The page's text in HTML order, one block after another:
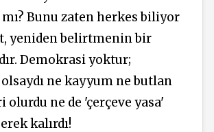
Bunu zaten herkes biliyor
yeniden belirtmenin bir
Demokrasi yoktur;
ne kayyum ne butlan
olurdu ne de 'çerçeve yasa'
kalırdı!